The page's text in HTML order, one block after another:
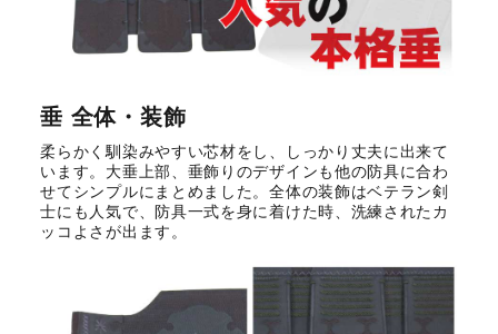
垂 全体・装飾
柔らかく馴染みやすい芯材をし、しっかり丈夫に出来て
います。大垂上部、垂飾りのデザインも他の防具に合わ
せてシンプルにまとめました。全体の装飾はベテラン剣
士にも人気で、防具一式を身に着けた時、洗練されたカ
ッコよさが出ます。